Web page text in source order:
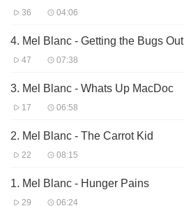
36 04:06
4. Mel Blanc - Getting the Bugs Out
47 07:38
3. Mel Blanc - Whats Up MacDoc
17 06:58
2. Mel Blanc - The Carrot Kid
22 08:15
1. Mel Blanc - Hunger Pains
29 06:24